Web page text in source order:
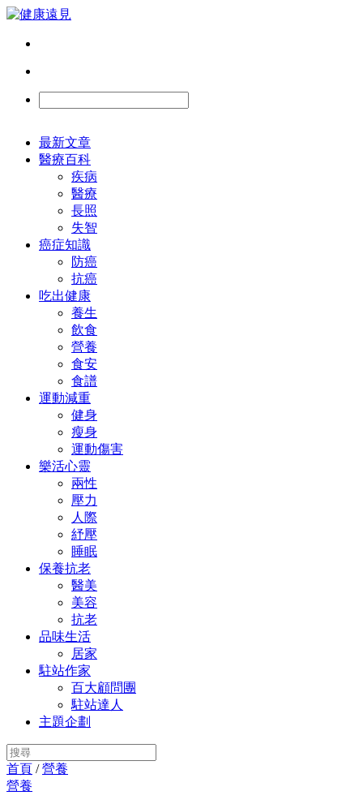
最新文章
醫療百科
疾病
醫療
長照
失智
癌症知識
防癌
抗癌
吃出健康
養生
飲食
營養
食安
食譜
運動減重
健身
瘦身
運動傷害
樂活心靈
兩性
壓力
人際
紓壓
睡眠
保養抗老
醫美
美容
抗老
品味生活
居家
駐站作家
百大顧問團
駐站達人
主題企劃
首頁 /營養
營養